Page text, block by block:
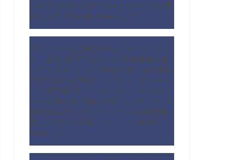
を全てに対応するサポートサービスを開
始します | Shoply News より
【グローバル資産運用ならマイプロパテ
ィ 毎月5万円で安心した老後資金を積
み立てるオフショア保険の個人年金保険
の取り扱いを開始しました に
【マレー
シア教育移住】インターナショナルスク
ールを選ぶ時の思わぬ落とし穴について
2024年11月にマイプロパティが徹底解
説した資料を作成しました | Shoply
News より